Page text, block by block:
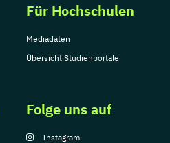
Für Hochschulen
Mediadaten
Übersicht Studienportale
Folge uns auf
Instagram